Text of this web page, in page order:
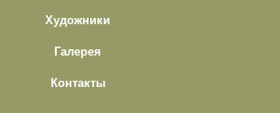
Художники
Галерея
Контакты